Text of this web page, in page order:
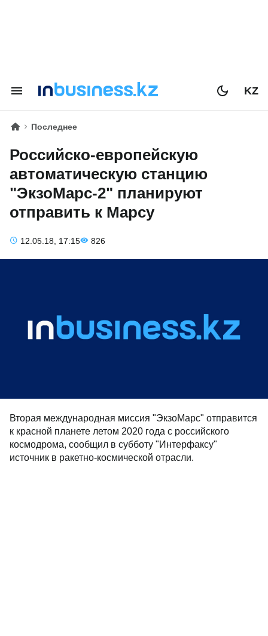
KZ
Последнее
Российско-европейскую
автоматическую станцию
"ЭкзоМарс-2" планируют
отправить к Марсу
12.05.18, 17:15 826
Вторая международная миссия "ЭкзоМарс" отправится
к красной планете летом 2020 года с российского
космодрома, сообщил в субботу "Интерфаксу"
источник в ракетно-космической отрасли.